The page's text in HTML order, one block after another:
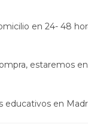
en 24- 48
estaremos
en